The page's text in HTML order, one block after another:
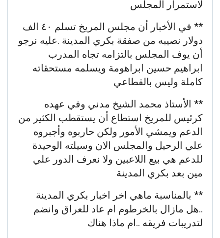
لاستمرار المجلس
** في الأخبار أن مجلس المريخ تسلم ٤٠ الف
دولار نصيبه من صفقة بكري المدينة .عليه نرجو
أن يوف المجلس بالتزامه تجاه المدرب
ابراهيم حسين ابراهومة ويسلمه مستحقاته
كاملة وليس بالقطاعي
** الأستاذ محمد الشيخ مدني وفي عهده
كرئيس للمريخ استطاع أن يستقطب الكثير من
الدعم ويمشي الأمور ولكن حاربوه وأجبروه
علي الرحيل والمجلس الان وسيلته الوحيدة
للدعم هي بيع اللاعبين ولا نعرف الدور علي
مين بعد بكري المدينة
** بالمناسبة ماهي اخر اخبار بكري المدينة
..هل مازال بالخرطوم ام عاد للعراق وانضم
لتدريبات فريقه ..ام ماذا هناك